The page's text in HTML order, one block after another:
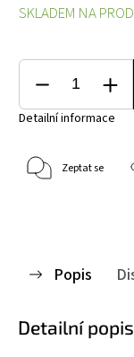
SKLADEM NA
Detailní informace
Zeptat se
Popis
Detailní